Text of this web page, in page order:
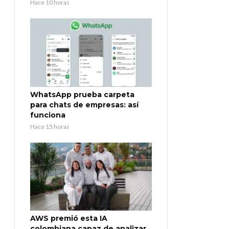
Hace 10 horas
WhatsApp prueba carpeta
para chats de empresas: así
funciona
Hace 15 horas
AWS premió esta IA